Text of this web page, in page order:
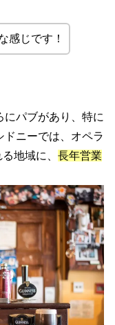
感じです！
にパブがあり、特に
ニーでは、オペラ
地域に、 長年営業